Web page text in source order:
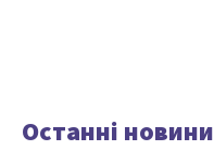
Останні новини